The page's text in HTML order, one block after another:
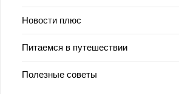
Новости плюс
Питаемся в путешествии
Полезные советы